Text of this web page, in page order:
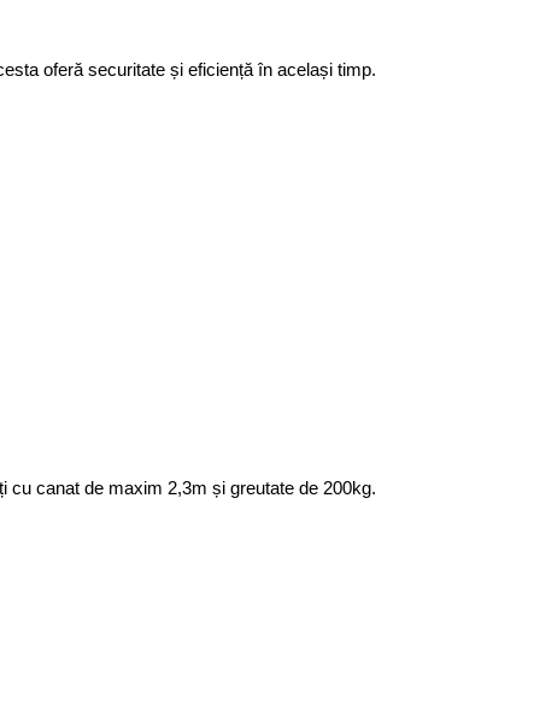
oferă securitate și eficiență în același timp.
cu canat de maxim 2,3m și greutate de 200kg.